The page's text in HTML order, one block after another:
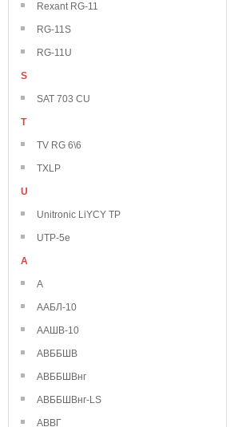
Rexant RG-11
RG-11S
RG-11U
S
SAT 703 CU
T
TV RG 6\6
TXLP
U
Unitronic LiYCY TP
UTP-5e
А
А
ААБЛ-10
ААШВ-10
АВББШВ
АВББШВнг
АВББШВнг-LS
АВВГ